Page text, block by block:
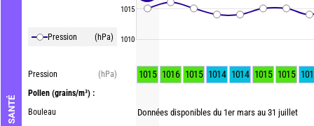
Pression (hPa)
Pression
(hPa)
Pollen (grains/m³) :
Bouleau
1015
1010
1015 1016 1015 1014 1014 1015 1015
Données disponibles du 1er mars au 31 juillet